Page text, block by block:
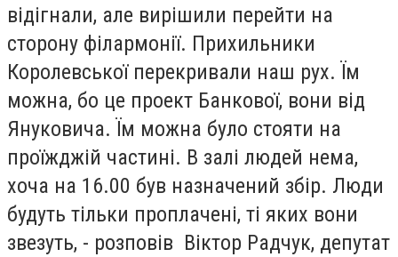
відігнали, але вирішили перейти на
сторону філармонії. Прихильники
Королевської перекривали наш рух. Їм
можна, бо це проект Банкової, вони від
Януковича. Їм можна було стояти на
проїжджій частині. В залі людей нема,
хоча на 16.00 був назначений збір. Люди
будуть тільки проплачені, ті яких вони
звезуть, - розповів Віктор Радчук, депутат